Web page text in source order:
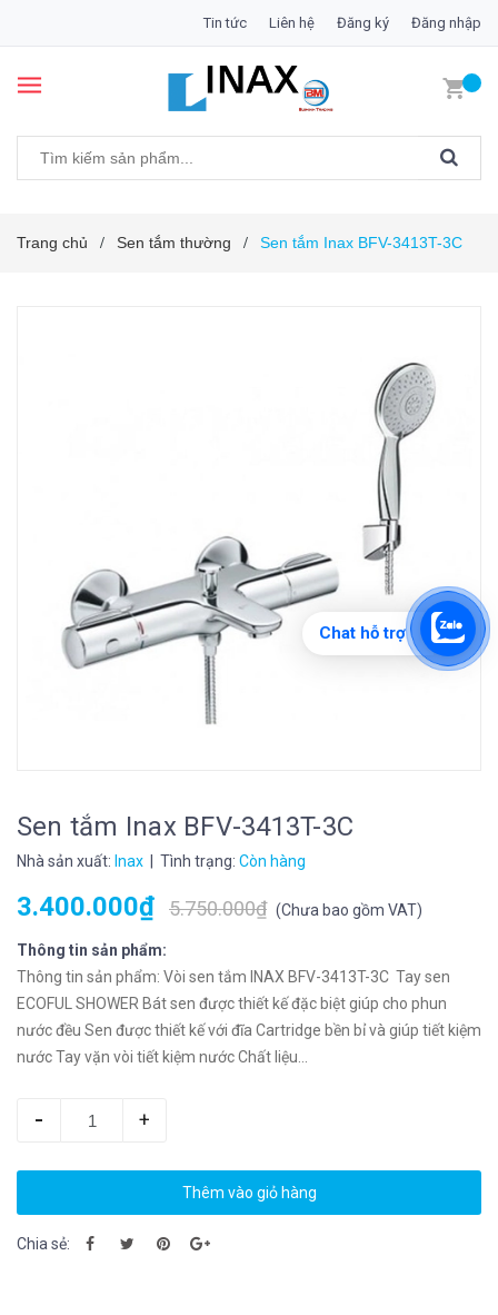
Tin tức Liên hệ Đăng ký Đăng nhập
Trang chủ / Sen tắm thường / Sen tắm Inax BFV-3413T-3C
Sen tắm Inax BFV-3413T-3C
Nhà sản xuất: Inax | Tình trạng: Còn hàng
3.400.000₫ 5.750.000₫ (Chưa bao gồm VAT)
Thông tin sản phẩm:
​Thông tin sản phẩm: Vòi sen tắm INAX BFV-3413T-3C Tay sen
ECOFUL SHOWER Bát sen được thiết kế đặc biệt giúp cho phun
nước đều Sen được thiết kế với đĩa Cartridge bền bỉ và giúp tiết kiệm
nước Tay vặn vòi tiết kiệm nước Chất liệu...
- +
Thêm vào giỏ hàng
Chia sẻ:
Chat hỗ trợ